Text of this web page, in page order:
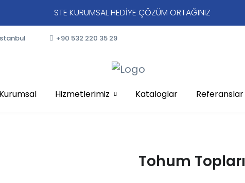
STE KURUMSAL HEDİYE ÇÖZÜM ORTAĞINIZ
+90 532 220 35 29
Kurumsal Hizmetlerimiz Kataloglar Referanslar
Tohum Topları